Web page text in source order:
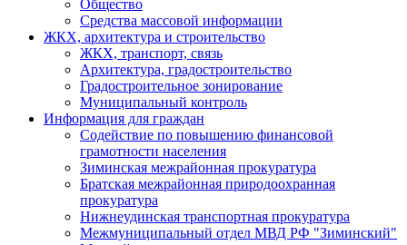
Общество
Средства массовой информации
ЖКХ, архитектура и строительство
ЖКХ, транспорт, связь
Архитектура, градостроительство
Градостроительное зонирование
Муниципальный контроль
Информация для граждан
Содействие по повышению финансовой
грамотности населения
Зиминская межрайонная прокуратура
Братская межрайонная природоохранная
прокуратура
Нижнеудинская транспортная прокуратура
Межмуниципальный отдел МВД РФ "Зиминский"